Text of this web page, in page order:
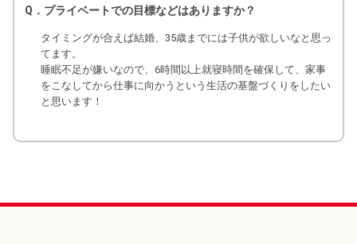
Q．プライベートでの目標などはありますか？
タイミングが合えば結婚、35歳までには子供が欲しいなと思っ
てます。
睡眠不足が嫌いなので、6時間以上就寝時間を確保して、家事
をこなしてから仕事に向かうという生活の基盤づくりをしたい
と思います！